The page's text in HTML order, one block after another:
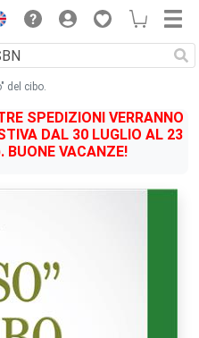
del cibo.
SPEDIZIONI VERRANNO
DAL 30 LUGLIO AL 23
VACANZE!